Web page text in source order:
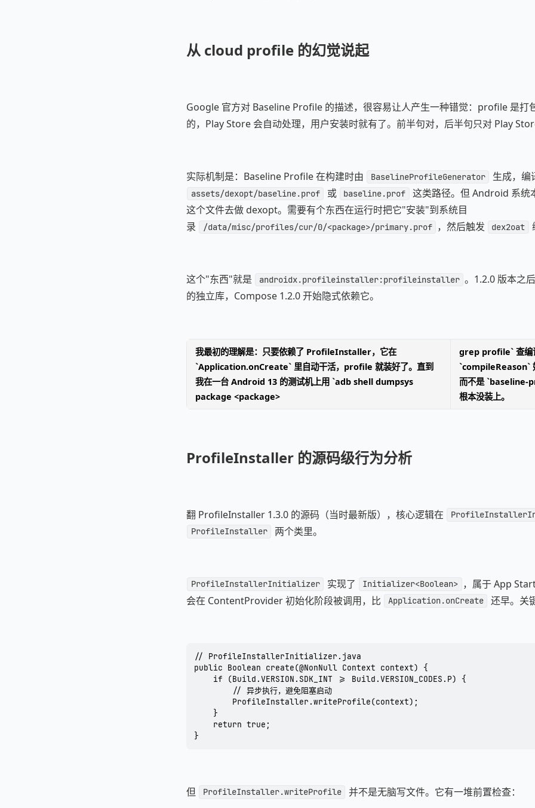
从 cloud profile 的幻觉说起
Google 官方对 Baseline Profile 的描述，很容易让人产生一种错觉：profile 是打
的，Play Store 会自动处理，用户安装时就有了。前半句对，后半句只对 Play
实际机制是：Baseline Profile 在构建时由 BaselineProfileGenerator 生成，编
assets/dexopt/baseline.prof 或 baseline.prof
这类路径。但 Android 系统
这个文件去做 dexopt。需要有个东西在运行时把它"安装"到系统目
录
/data/misc/profiles/cur/0/<package>/primary.prof ，然后触发 dex2oat
这个"东西"就是 androidx.profileinstaller:profileinstaller 。1.2.0 版本之
的独立库，Compose 1.2.0 开始隐式依赖它。
我最初的理解是：只要依赖了 ProfileInstaller，它在
`Application.onCreate` 里自动干活，profile 就装好了。直到
我在一台 Android 13 的测试机上用 `adb shell dumpsys
package <package>
grep profile` 查编
`compileReason`
而不是 `baseline-
根本没装上。
ProfileInstaller 的源码级行为分析
翻 ProfileInstaller 1.3.0 的源码（当时最新版），核心逻辑在
ProfileInstaller 两个类里。
ProfileInstallerInitializer 实现了 Initializer<Boolean> ，属于 App
会在 ContentProvider 初始化阶段被调用，比
Application.onCreate 还早。关
// ProfileInstallerInitializer.java
public Boolean create(@NonNull Context context) {
    if (Build.VERSION.SDK_INT >= Build.VERSION_CODES.P) {
        // 异步执行，避免阻塞启动
        ProfileInstaller.writeProfile(context);
    }
    return true;
}
但 ProfileInstaller.writeProfile 并不是无脑写文件。它有一堆前置检查：